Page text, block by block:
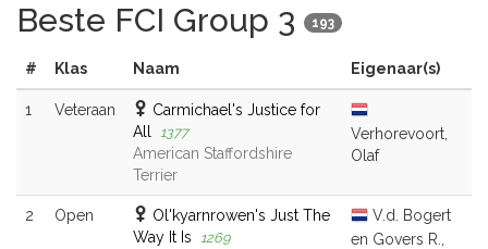
Beste FCI Group 3 193
# Klas Naam Eigenaar(s)
1 Veteraan
Carmichael's Justice for
All 1377
American Staffordshire
Terrier
Verhorevoort,
Olaf
2 Open
Ol'kyarnrowen's Just The
Way It Is
1269
V.d. Bogert
en Govers R.,